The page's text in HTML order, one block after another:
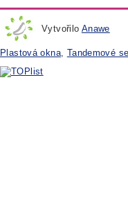
Vytvořilo Anawe
Plastová okna Tandemové